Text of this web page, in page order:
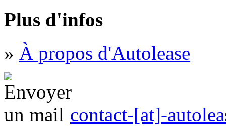
Plus d'infos
» À propos d'Autolease
contact-[at]-